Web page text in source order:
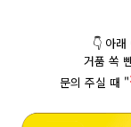
👇 아래
거품 쏙
문의 주실 때 "